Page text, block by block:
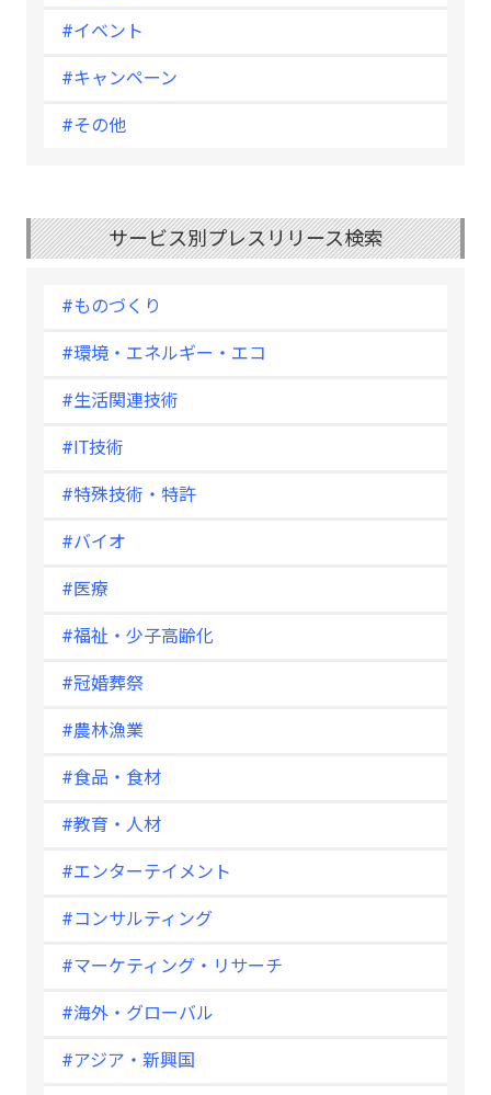
#イベント
#キャンペーン
#その他
サービス別プレスリリース検索
#ものづくり
#環境・エネルギー・エコ
#生活関連技術
#IT技術
#特殊技術・特許
#バイオ
#医療
#福祉・少子高齢化
#冠婚葬祭
#農林漁業
#食品・食材
#教育・人材
#エンターテイメント
#コンサルティング
#マーケティング・リサーチ
#海外・グローバル
#アジア・新興国